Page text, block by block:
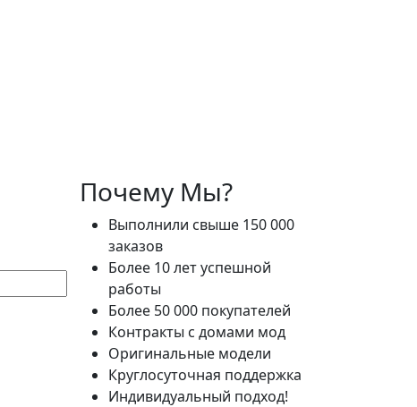
Почему Мы?
Выполнили свыше 150 000
заказов
Более 10 лет успешной
работы
Более 50 000 покупателей
Контракты с домами мод
Оригинальные модели
Круглосуточная поддержка
Индивидуальный подход!